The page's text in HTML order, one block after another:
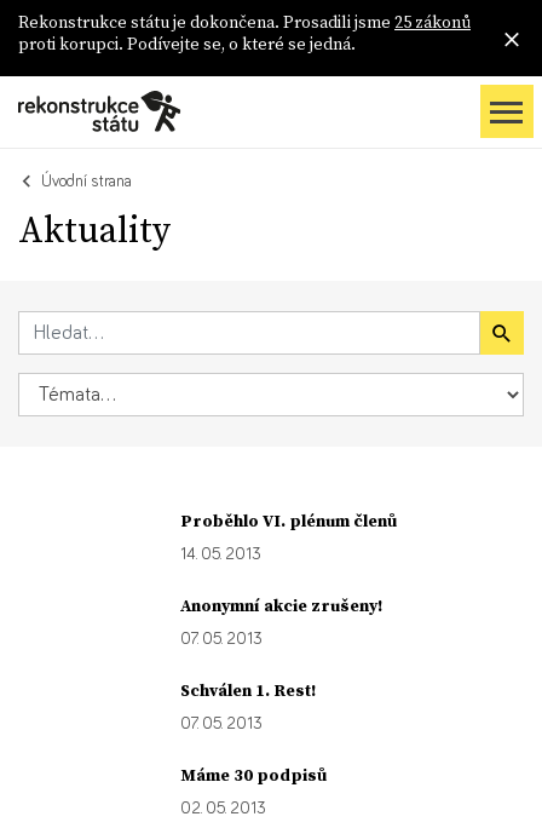
Rekonstrukce státu je dokončena. Prosadili jsme 25 zákonů
proti korupci. Podívejte se, o které se jedná.
Úvodní strana
Aktuality
Proběhlo VI. plénum členů
14. 05. 2013
Anonymní akcie zrušeny!
07. 05. 2013
Schválen 1. Rest!
07. 05. 2013
Máme 30 podpisů
02. 05. 2013